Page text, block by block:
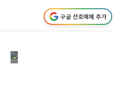
구글 선호매체 추가